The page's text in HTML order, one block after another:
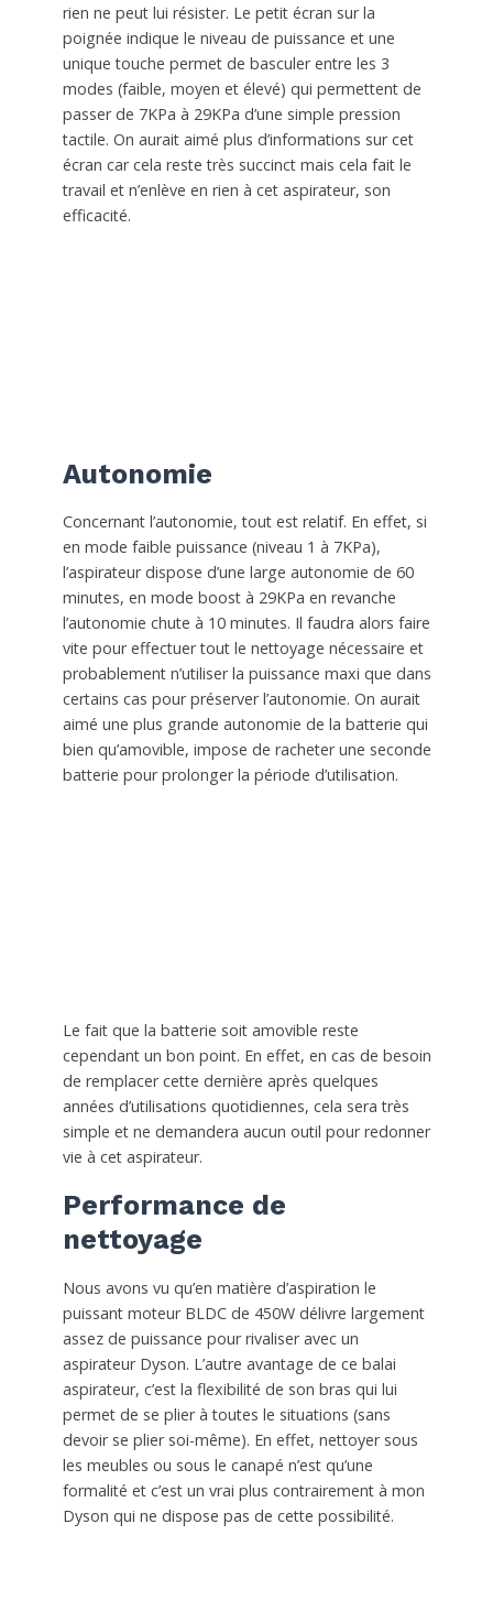
rien ne peut lui résister. Le petit écran sur la
poignée indique le niveau de puissance et une
unique touche permet de basculer entre les 3
modes (faible, moyen et élevé) qui permettent de
passer de 7KPa à 29KPa d’une simple pression
tactile. On aurait aimé plus d’informations sur cet
écran car cela reste très succinct mais cela fait le
travail et n’enlève en rien à cet aspirateur, son
efficacité.
Autonomie
Concernant l’autonomie, tout est relatif. En effet, si
en mode faible puissance (niveau 1 à 7KPa),
l’aspirateur dispose d’une large autonomie de 60
minutes, en mode boost à 29KPa en revanche
l’autonomie chute à 10 minutes. Il faudra alors faire
vite pour effectuer tout le nettoyage nécessaire et
probablement n’utiliser la puissance maxi que dans
certains cas pour préserver l’autonomie. On aurait
aimé une plus grande autonomie de la batterie qui
bien qu’amovible, impose de racheter une seconde
batterie pour prolonger la période d’utilisation.
Le fait que la batterie soit amovible reste
cependant un bon point. En effet, en cas de besoin
de remplacer cette dernière après quelques
années d’utilisations quotidiennes, cela sera très
simple et ne demandera aucun outil pour redonner
vie à cet aspirateur.
Performance de
nettoyage
Nous avons vu qu’en matière d’aspiration le
puissant moteur BLDC de 450W délivre largement
assez de puissance pour rivaliser avec un
aspirateur Dyson. L’autre avantage de ce balai
aspirateur, c’est la flexibilité de son bras qui lui
permet de se plier à toutes le situations (sans
devoir se plier soi-même). En effet, nettoyer sous
les meubles ou sous le canapé n’est qu’une
formalité et c’est un vrai plus contrairement à mon
Dyson qui ne dispose pas de cette possibilité.